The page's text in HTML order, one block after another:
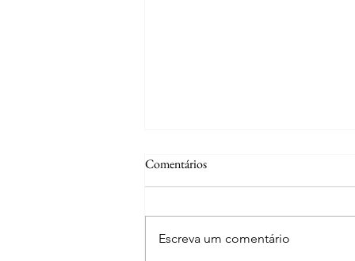
Comentários
Escreva um comentário